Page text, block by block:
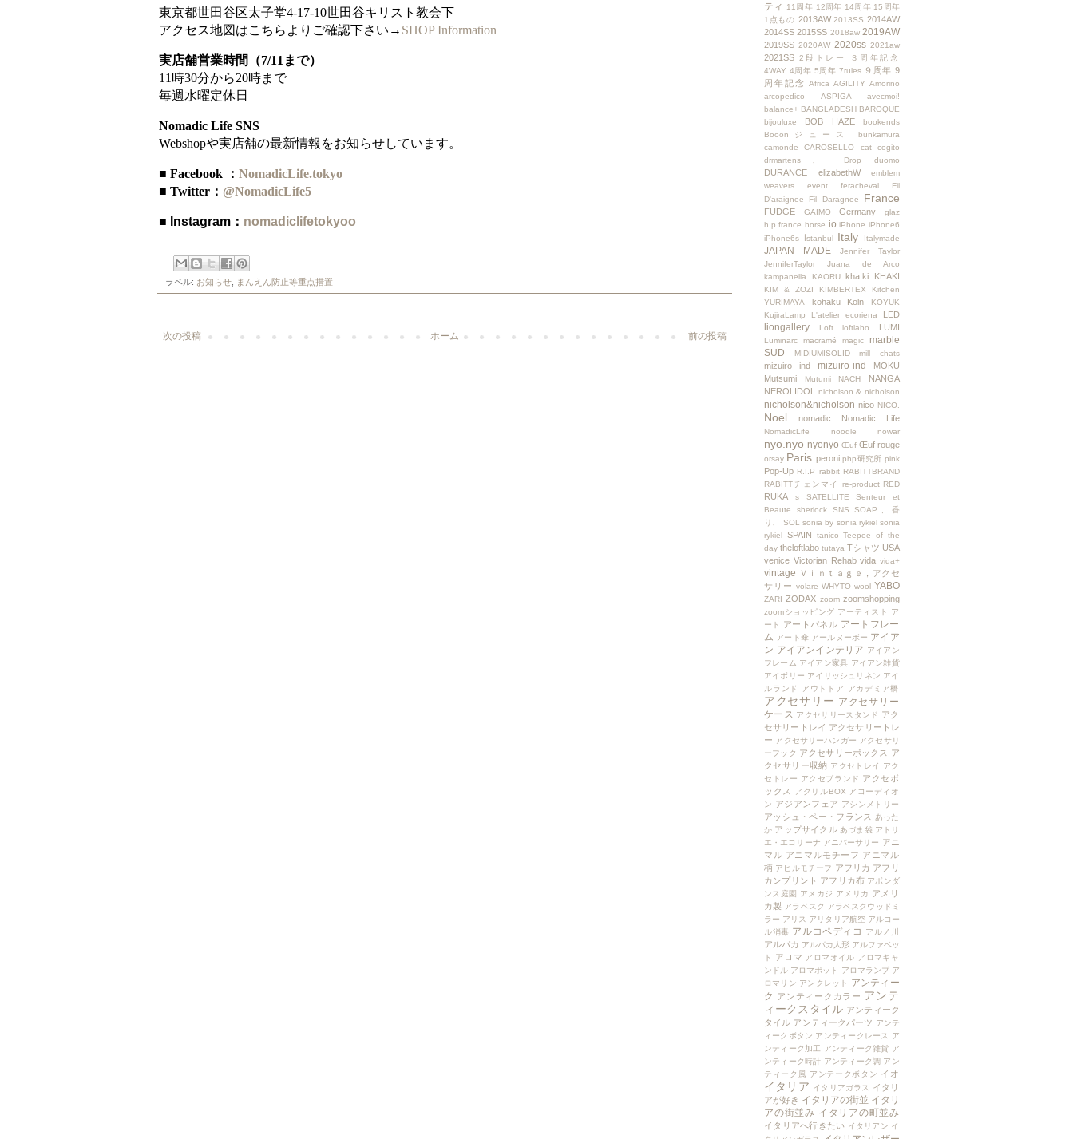
東京都世田谷区太子堂4-17-10世田谷キリスト教会下
アクセス地図はこちらよりご確認下さい→ SHOP Information
実店舗営業時間（7/11まで）
11時30分から20時まで
毎週水曜定休日
Nomadic Life SNS
Webshopや実店舗の最新情報をお知らせしています。
■ Facebook ： NomadicLife.tokyo
■ Twitter： @NomadicLife5
■ Instagram： nomadiclifetokyoo
ラベル: お知らせ まんえん防止等重点措置
次の投稿 前の投稿
ホーム
ティ
11周年 12周年 14周年 15周年
1点もの 2013AW 2013SS 2014AW
2014SS 2015SS 2018aw 2019AW
2019SS 2020AW 2020ss 2021aw
2021SS 2段トレー
３周年記念
4WAY 4周年 5周年 7rules ９周年 9
周年記念
Africa AGILITY Amorino
arcopedico
ASPIGA
avecmoi!
balance+ BANGLADESH BAROQUE
bijouluxe
BOB HAZE
bookends
Booonジュース
bunkamura
camonde
CAROSELLO cat
cogito
drmartens、
Drop duomo
DURANCE elizabethW
emblem
weavers
event feracheval
Fil
D'araignee
Fil Daragnee France
FUDGE GAIMO Germany
glaz
h.p.france horse io iPhone iPhone6
iPhone6s
İstanbul Italy Italymade
JAPAN MADE
Jennifer Taylor
JenniferTaylor
Juana de Arco
kampanella
KAORU kha:ki KHAKI
KIM & ZOZI KIMBERTEX
Kitchen
YURIMAYA
kohaku Köln
KOYUK
KujiraLamp
L'atelier ecoriena LED
liongallery Loft loftlabo LUMI
Luminarc macramé magic
marble
SUD
MIDIUMISOLID mill chats
mizuiro ind mizuiro-ind
MOKU
Mutsumi
Mutumi NACH
NANGA
NEROLIDOL
nicholson & nicholson
nicholson&nicholson nico NICO.
Noel nomadic Nomadic Life
NomadicLife noodle nowar
nyo.nyo nyonyo Œuf Œuf rouge
orsay Paris peroni php研究所 pink
Pop-Up R.I.P rabbit RABITTBRAND
RABITTチェンマイ
re-product RED
RUKA s SATELLITE
Senteur et
Beaute
sherlock SNS
SOAP、香
り、
SOL sonia by sonia rykiel sonia
rykiel SPAIN tanico Teepee of the
day theloftlabo tutaya Tシャツ USA
venice Victorian Rehab vida vida+
vintage Ｖｉｎｔａｇｅ，アクセ
サリー volare WHYTO wool YABO
ZARI ZODAX zoom zoomshopping
zoomショッピング アーティスト
ア
ート
アートパネル アートフレー
ム アート傘 アールヌーボー アイア
ン アイアンインテリア アイアン
フレーム アイアン家具 アイアン雑貨
アイボリー アイリッシュリネン アイ
ルランド
アウトドア アカデミア橋
アクセサリー アクセサリー
ケース アクセサリースタンド アク
セサリートレイ アクセサリートレ
ー アクセサリーハンガー アクセサリ
ーフック アクセサリーボックス ア
クセサリー収納 アクセトレイ
アク
セトレー アクセブランド アクセボ
ックス
アクリルBOX アコーディオ
ン アジアンフェア アシンメトリー
アッシュ・ペー・フランス
あった
か アップサイクル あづま袋 アトリ
エ・エコリーナ アニバーサリー アニ
マル アニマルモチーフ アニマル
柄 アヒルモチーフ アフリカ アフリ
カンプリント アフリカ布 アボンダ
ンス庭園
アメカジ アメリカ アメリ
カ製 アラベスク アラベスクウッドミ
ラー アリス アリタリア航空 アルコー
ル消毒 アルコペディコ アルノ川
アルパカ アルパカ人形 アルファベッ
ト
アロマ アロマオイル アロマキャ
ンドル アロマポット アロマランプ ア
ロマリン アンクレット
アンティー
ク アンティークカラー アンテ
ィークスタイル アンティーク
タイル アンティークパーツ アンテ
ィークボタン アンティークレース
ア
ンティーク加工 アンティーク雑貨 ア
ンティーク時計 アンティーク調 アン
ティーク風
アンテークボタン イオ
イタリア イタリアガラス
イタリ
アが好き イタリアの街並 イタリ
アの街並み イタリアの町並み
イタリアへ行きたい イタリアン イ